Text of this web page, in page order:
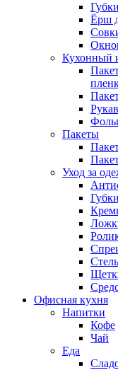
Губки
Ёрш
Кухонный
Пакеты
Уход за
Офисная кухня
Напитки
Кофе
Чай
Еда